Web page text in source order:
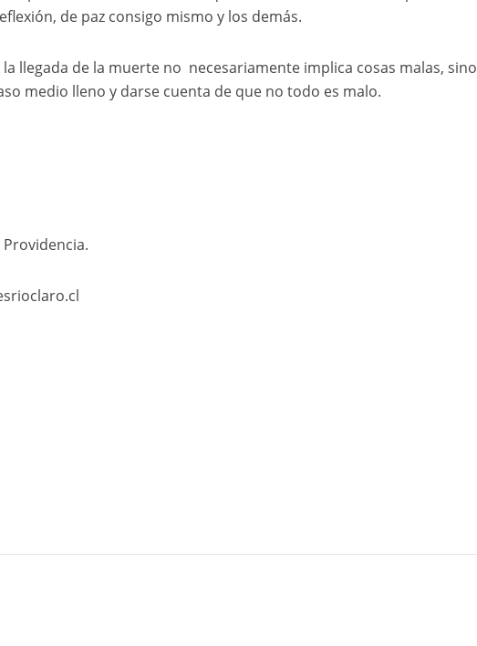
de paz consigo mismo y los demás.
llegada de la muerte no necesariamente implica cosas malas, sino
medio lleno y darse cuenta de que no todo es malo.
Providencia.